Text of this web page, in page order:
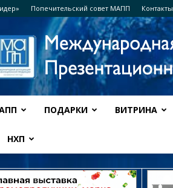
Попечительский совет МАПП Контакты
ПОДАРКИ ВИТРИНА
НХП